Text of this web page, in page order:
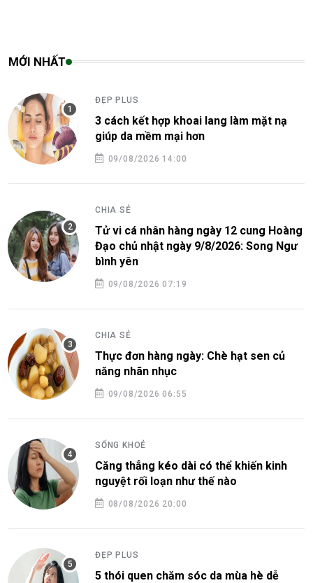
MỚI NHẤT
ĐẸP PLUS
3 cách kết hợp khoai lang làm mặt nạ
giúp da mềm mại hơn
09/08/2026 14:00
CHIA SẺ
Tử vi cá nhân hàng ngày 12 cung Hoàng
Đạo chủ nhật ngày 9/8/2026: Song Ngư
bình yên
09/08/2026 07:19
CHIA SẺ
Thực đơn hàng ngày: Chè hạt sen củ
năng nhãn nhục
09/08/2026 06:55
SỐNG KHOẺ
Căng thẳng kéo dài có thể khiến kinh
nguyệt rối loạn như thế nào
08/08/2026 20:00
ĐẸP PLUS
5 thói quen chăm sóc da mùa hè dễ